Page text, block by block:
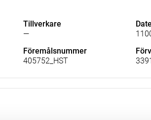
Tillverkare
—
Föremålsnummer
405752_HST